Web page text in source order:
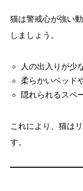
猫は警戒心が強い
しましょう。
人の出入りが少
柔らかいベッド
隠れられるスペ
これにより、猫は
す。